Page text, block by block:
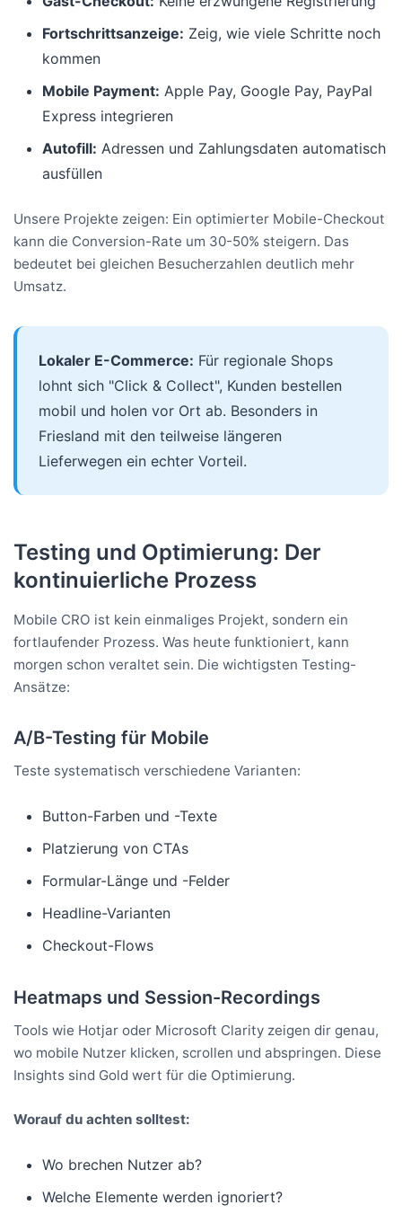
Fortschrittsanzeige: Zeig, wie viele Schritte noch
kommen
Mobile Payment: Apple Pay, Google Pay, PayPal
Express integrieren
Autofill: Adressen und Zahlungsdaten automatisch
ausfüllen
Unsere Projekte zeigen: Ein optimierter Mobile-Checkout
kann die Conversion-Rate um 30-50% steigern. Das
bedeutet bei gleichen Besucherzahlen deutlich mehr
Umsatz.
Lokaler E-Commerce: Für regionale Shops
lohnt sich "Click & Collect", Kunden bestellen
mobil und holen vor Ort ab. Besonders in
Friesland mit den teilweise längeren
Lieferwegen ein echter Vorteil.
Testing und Optimierung: Der
kontinuierliche Prozess
Mobile CRO ist kein einmaliges Projekt, sondern ein
fortlaufender Prozess. Was heute funktioniert, kann
morgen schon veraltet sein. Die wichtigsten Testing-
Ansätze:
A/B-Testing für Mobile
Teste systematisch verschiedene Varianten:
Button-Farben und -Texte
Platzierung von CTAs
Formular-Länge und -Felder
Headline-Varianten
Checkout-Flows
Heatmaps und Session-Recordings
Tools wie Hotjar oder Microsoft Clarity zeigen dir genau,
wo mobile Nutzer klicken, scrollen und abspringen. Diese
Insights sind Gold wert für die Optimierung.
Worauf du achten solltest:
Wo brechen Nutzer ab?
Welche Elemente werden ignoriert?